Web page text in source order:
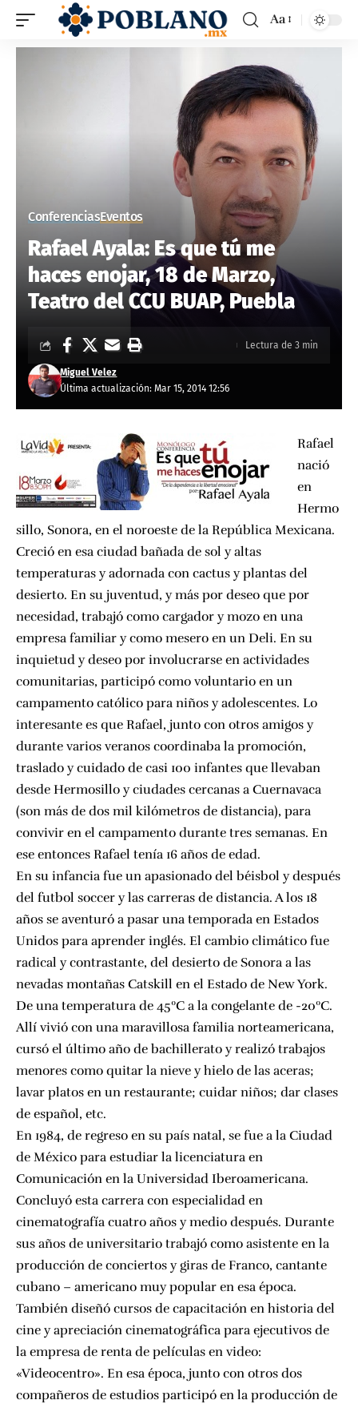
Aa
ConferenciasEventos
Rafael Ayala: Es que tú me
haces enojar, 18 de Marzo,
Teatro del CCU BUAP, Puebla
Última actualización: Mar 15, 2014 12:56
Miguel Velez
Lectura de 3 min
Rafael
nació
en
Hermo
sillo, Sonora, en el noroeste de la República Mexicana.
Creció en esa ciudad bañada de sol y altas
temperaturas y adornada con cactus y plantas del
desierto. En su juventud, y más por deseo que por
necesidad, trabajó como cargador y mozo en una
empresa familiar y como mesero en un Deli. En su
inquietud y deseo por involucrarse en actividades
comunitarias, participó como voluntario en un
campamento católico para niños y adolescentes. Lo
interesante es que Rafael, junto con otros amigos y
durante varios veranos coordinaba la promoción,
traslado y cuidado de casi 100 infantes que llevaban
desde Hermosillo y ciudades cercanas a Cuernavaca
(son más de dos mil kilómetros de distancia), para
convivir en el campamento durante tres semanas. En
ese entonces Rafael tenía 16 años de edad.
En su infancia fue un apasionado del béisbol y después
del futbol soccer y las carreras de distancia. A los 18
años se aventuró a pasar una temporada en Estados
Unidos para aprender inglés. El cambio climático fue
radical y contrastante, del desierto de Sonora a las
nevadas montañas Catskill en el Estado de New York.
De una temperatura de 45ºC a la congelante de -20ºC.
Allí vivió con una maravillosa familia norteamericana,
cursó el último año de bachillerato y realizó trabajos
menores como quitar la nieve y hielo de las aceras;
lavar platos en un restaurante; cuidar niños; dar clases
de español, etc.
En 1984, de regreso en su país natal, se fue a la Ciudad
de México para estudiar la licenciatura en
Comunicación en la Universidad Iberoamericana.
Concluyó esta carrera con especialidad en
cinematografía cuatro años y medio después. Durante
sus años de universitario trabajó como asistente en la
producción de conciertos y giras de Franco, cantante
cubano – americano muy popular en esa época.
También diseñó cursos de capacitación en historia del
cine y apreciación cinematográfica para ejecutivos de
la empresa de renta de películas en video:
«Videocentro». En esa época, junto con otros dos
compañeros de estudios participó en la producción de